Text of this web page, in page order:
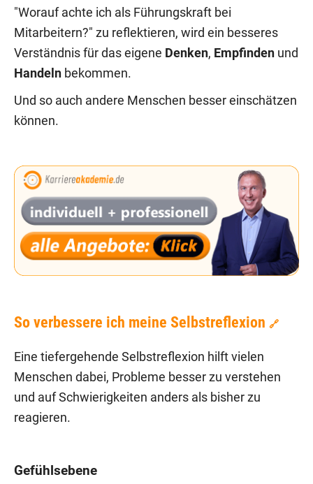
"Worauf achte ich als Führungskraft bei
Mitarbeitern?" zu reflektieren, wird ein besseres
Verständnis für das eigene Denken, Empfinden und
Handeln bekommen.
Und so auch andere Menschen besser einschätzen
können.
So verbessere ich meine Selbstreflexion 🔗
Eine tiefergehende Selbstreflexion hilft vielen
Menschen dabei, Probleme besser zu verstehen
und auf Schwierigkeiten anders als bisher zu
reagieren.
Gefühlsebene